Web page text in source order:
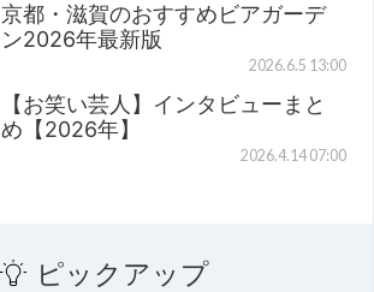
京都・滋賀のおすすめビアガーデ
ン2026年最新版
2026.6.5 13:00
【お笑い芸人】インタビューまと
め【2026年】
2026.4.14 07:00
ピックアップ